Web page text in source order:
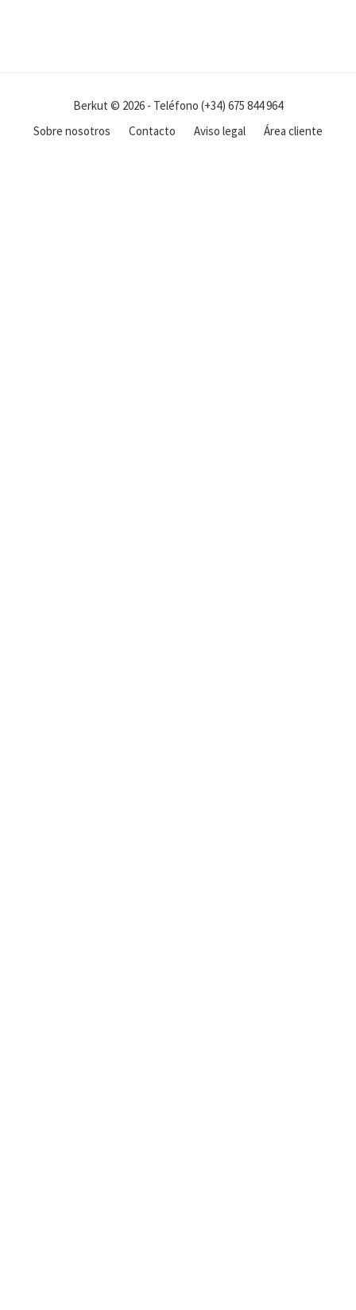
Berkut © 2026 - Teléfono (+34) 675 844 964
Sobre nosotros
Contacto Aviso legal Área cliente